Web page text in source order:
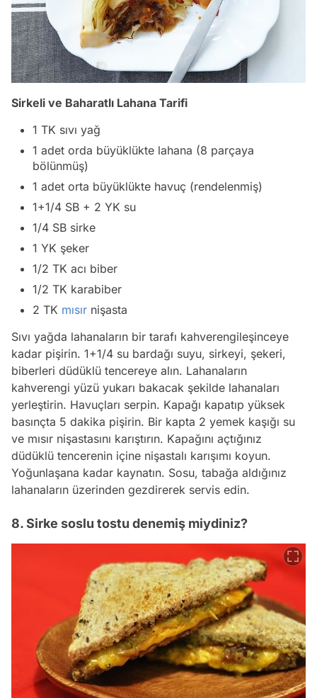
Sirkeli ve Baharatlı Lahana Tarifi
1 TK sıvı yağ
1 adet orda büyüklükte lahana (8 parçaya
bölünmüş)
1 adet orta büyüklükte havuç (rendelenmiş)
1+1/4 SB + 2 YK su
1/4 SB sirke
1 YK şeker
1/2 TK acı biber
1/2 TK karabiber
2 TK mısır nişasta
Sıvı yağda lahanaların bir tarafı kahverengileşinceye
kadar pişirin. 1+1/4 su bardağı suyu, sirkeyi, şekeri,
biberleri düdüklü tencereye alın. Lahanaların
kahverengi yüzü yukarı bakacak şekilde lahanaları
yerleştirin. Havuçları serpin. Kapağı kapatıp yüksek
basınçta 5 dakika pişirin. Bir kapta 2 yemek kaşığı su
ve mısır nişastasını karıştırın. Kapağını açtığınız
düdüklü tencerenin içine nişastalı karışımı koyun.
Yoğunlaşana kadar kaynatın. Sosu, tabağa aldığınız
lahanaların üzerinden gezdirerek servis edin.
8. Sirke soslu tostu denemiş miydiniz?